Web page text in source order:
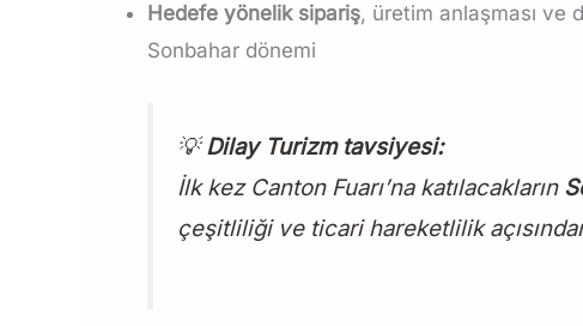
Hedefe yönelik sipariş, üretim anlaşması ve
Sonbahar dönemi
💡Dilay Turizm tavsiyesi:
İlk kez Canton Fuarı’na katılacakların
çeşitliliği ve ticari hareketlilik